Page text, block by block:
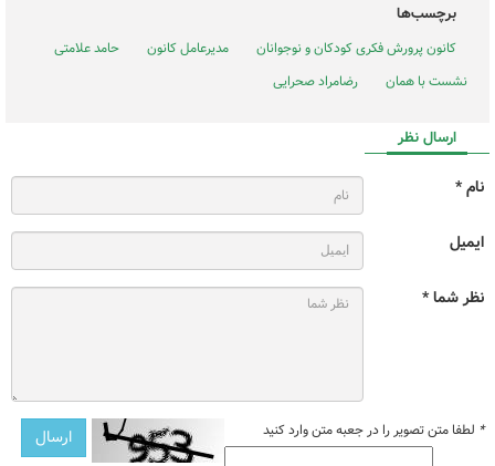
برچسب‌ها
کانون پرورش فکری کودکان و نوجوانان مدیرعامل کانون
حامد علامتی
نشست با همان
رضامراد صحرایی
ارسال نظر
نام *
ایمیل
نظر شما *
* لطفا متن تصویر را در جعبه متن وارد کنید